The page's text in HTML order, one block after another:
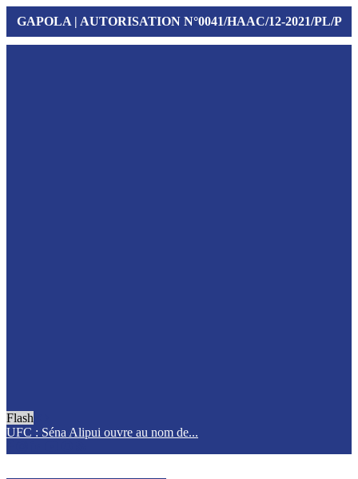
GAPOLA | AUTORISATION N°0041/HAAC/12-2021/PL/P
Flash
UFC : Séna Alipui ouvre au nom de...